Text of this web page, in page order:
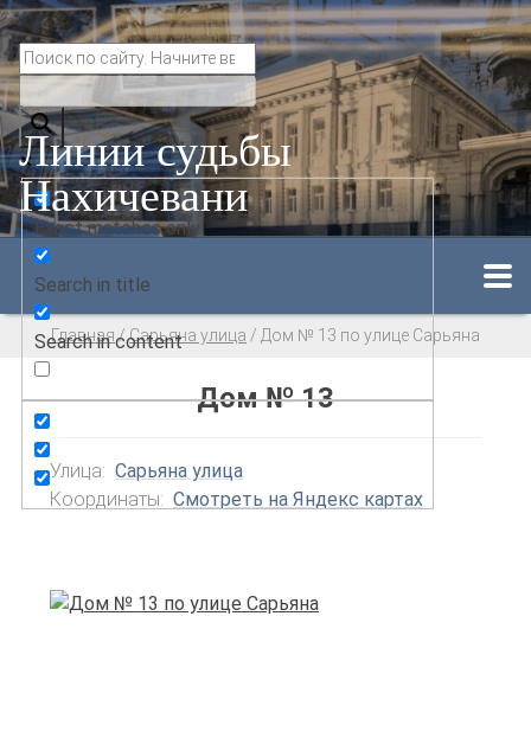
Линии судьбы
Нахичевани
Exact matches only
Search in title
Search in content
Главная/Сарьяна улица / Дом № 13 по улице Сарьяна
Дом № 13
Улица: Сарьяна улица
Координаты: Смотреть на Яндекс картах